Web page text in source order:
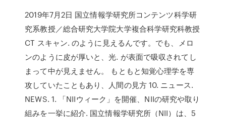
2019年7月2日 国立情報学研究所コンテンツ科学研
究系教授／総合研究大学院大学複合科学研究科教授
CT スキャン. のように見えるんです。でも、メロ
ンのように皮が厚いと、光. が表面で吸収されてし
まって中が見えません。 もともと知覚心理学を専
攻していたこともあり、人間の見方 10. ニュース.
NEWS. 1. 「NIIウィーク」を開催、NIIの研究や取り
組みを一挙に紹介. 国立情報学研究所（NII）は、5